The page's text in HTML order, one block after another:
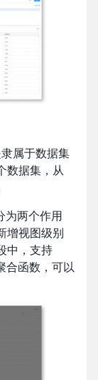
属于数据集
数据集，从
为两个作用
增视图级别
中，支持
合函数，可以